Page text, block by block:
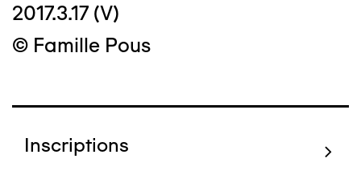
2017.3.17 (V)
© Famille Pous
Inscriptions